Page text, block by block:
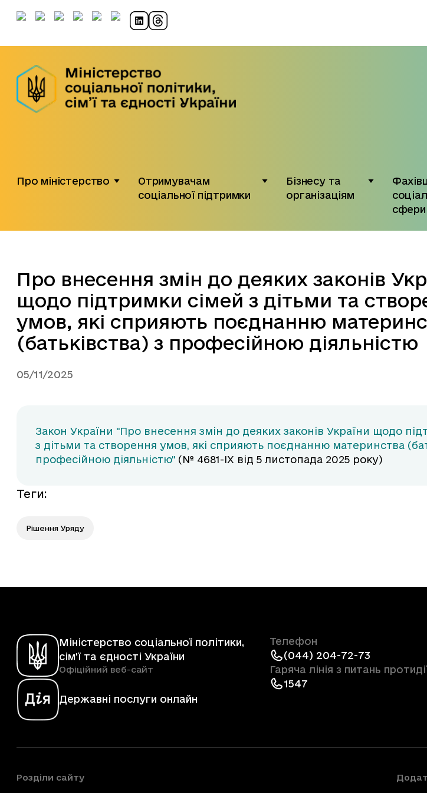
Про міністерство
Отримувачам
соціальної підтримки
Бізнесу та
організаціям
сфери
Про внесення змін до деяких законів
щодо підтримки сімей з дітьми та
умов, які сприяють поєднанню
(батьківства) з професійною діяльністю
05/11/2025
Закон України "Про внесення змін до деяких законів України щодо
з дітьми та створення умов, які сприяють поєднанню материнства
професійною діяльністю" (№ 4681-IX від 5 листопада 2025 року)
Теги:
Рішення Уряду
Міністерство соціальної політики,
сім'ї та єдності України
Офіційний веб-сайт
Державні послуги онлайн
Телефон
(044) 204-72-73
Гаряча лінія з питань
1547
Розділи сайту